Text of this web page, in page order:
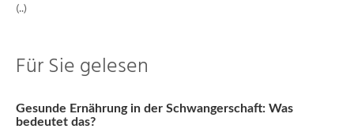
(..)
Für Sie gelesen
Gesunde Ernährung in der Schwangerschaft: Was
bedeutet das?